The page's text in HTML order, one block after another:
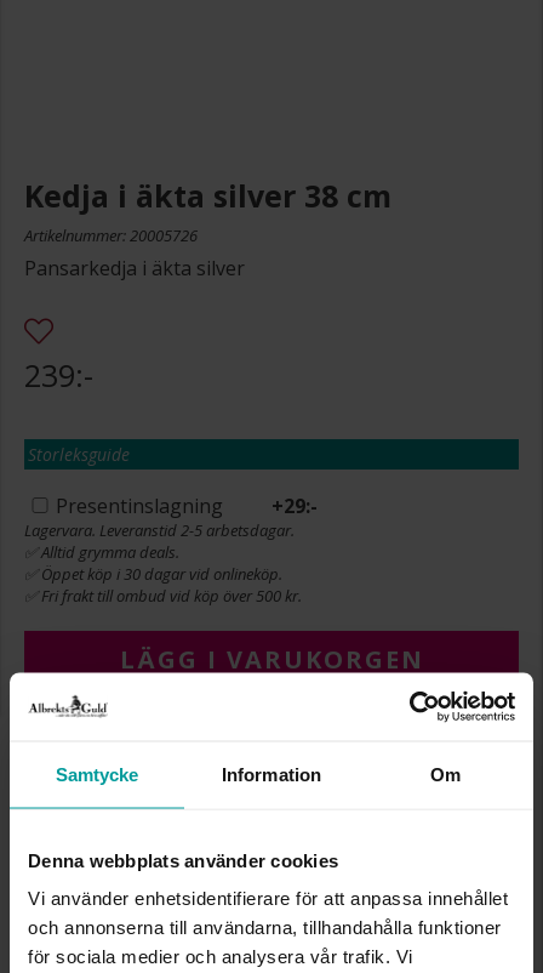
Samtycke Information Om
Denna webbplats använder cookies
Vi använder enhetsidentifierare för att anpassa innehållet
och annonserna till användarna, tillhandahålla funktioner
för sociala medier och analysera vår trafik. Vi
Kedja i äkta silver 38 cm
Artikelnummer: 20005726
Pansarkedja i äkta silver
239:-
Storleksguide
Presentinslagning +29:-
Lagervara. Leveranstid 2-5 arbetsdagar.
✅ Alltid grymma deals.
✅ Öppet köp i 30 dagar vid onlineköp.
✅ Fri frakt till ombud vid köp över 500 kr.
LÄGG I VARUKORGEN
INFO
HÖJD CA (MM)
0,90
LÄNGD CA (CM)
VARUMÄRKE
Albrekts Guld
MATERIAL
Silver
KEDJEMODELL
Curb chain